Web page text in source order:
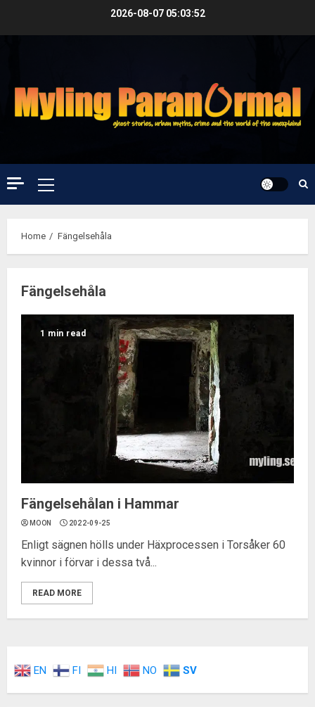
2026-08-07 05:03:53
Primary
Menu
Home Fängelsehåla
Fängelsehåla
1 min read
Fängelsehålan i Hammar
MOON 2022-09-25
Enligt sägnen hölls under Häxprocessen i Torsåker 60
kvinnor i förvar i dessa två...
READ MORE
EN FI HI NO SV